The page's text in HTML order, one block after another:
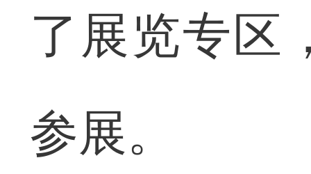
了展览专区
参展。